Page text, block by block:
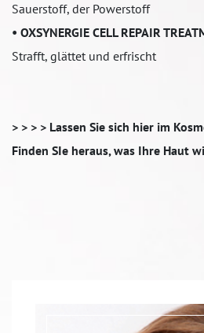
Sauerstoff, der Powerstoff
• OXSYNERGIE CELL REPAIR
Strafft, glättet und erfrischt
> > > > Lassen Sie sich hier im
Finden SIe heraus, was Ihre Haut